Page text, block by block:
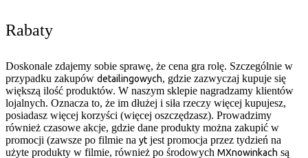
Rabaty
Doskonale zdajemy sobie sprawę, że cena gra rolę. Szczególnie w
przypadku zakupów detailingowych, gdzie zazwyczaj kupuje się
większą ilość produktów. W naszym sklepie nagradzamy klientów
lojalnych. Oznacza to, że im dłużej i siła rzeczy więcej kupujesz,
posiadasz więcej korzyści (więcej oszczędzasz). Prowadzimy
również czasowe akcje, gdzie dane produkty można zakupić w
promocji (zawsze po filmie na yt jest promocja przez tydzień na
użyte produkty w filmie, również po środowych MXnowinkach są